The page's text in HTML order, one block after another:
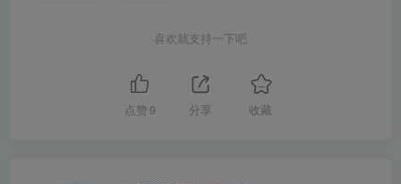
喜欢就支持一下吧
点赞 9 分享 收藏